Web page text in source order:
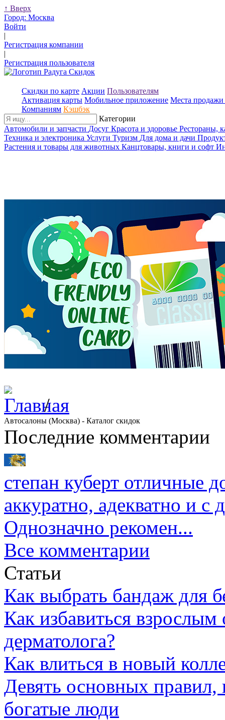
↑ Вверх
Город: Москва
Войти
|
Регистрация компании
|
Регистрация пользователя
Скидки по карте Акции Пользователям
Активация карты Мобильное приложение Места продажи
Компаниям Кэшбэк
Категории
Автомобили и запчасти Досуг Красота и здоровье Рестораны,
Техника и электроника Услуги Туризм Для дома и дачи
Растения и товары для животных Канцтовары, книги и софт
/
Автосалоны (Москва) - Каталог скидок
Последние комментарии
степан куберт отличные
аккуратно, адекватно и
Однозначно рекомен...
Все комментарии
Статьи
Как выбрать бандаж для
Как избавиться
дерматолога?
Как влиться в новый
Девять основных
богатые люди